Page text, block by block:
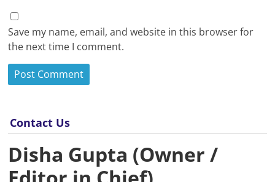
Save my name, email, and website in this browser for
the next time I comment.
Contact Us
Disha Gupta (Owner /